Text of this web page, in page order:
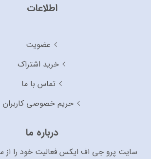
اطلاعات
عضویت
خرید اشتراک
تماس با ما
حریم خصوصی کاربران
درباره ما